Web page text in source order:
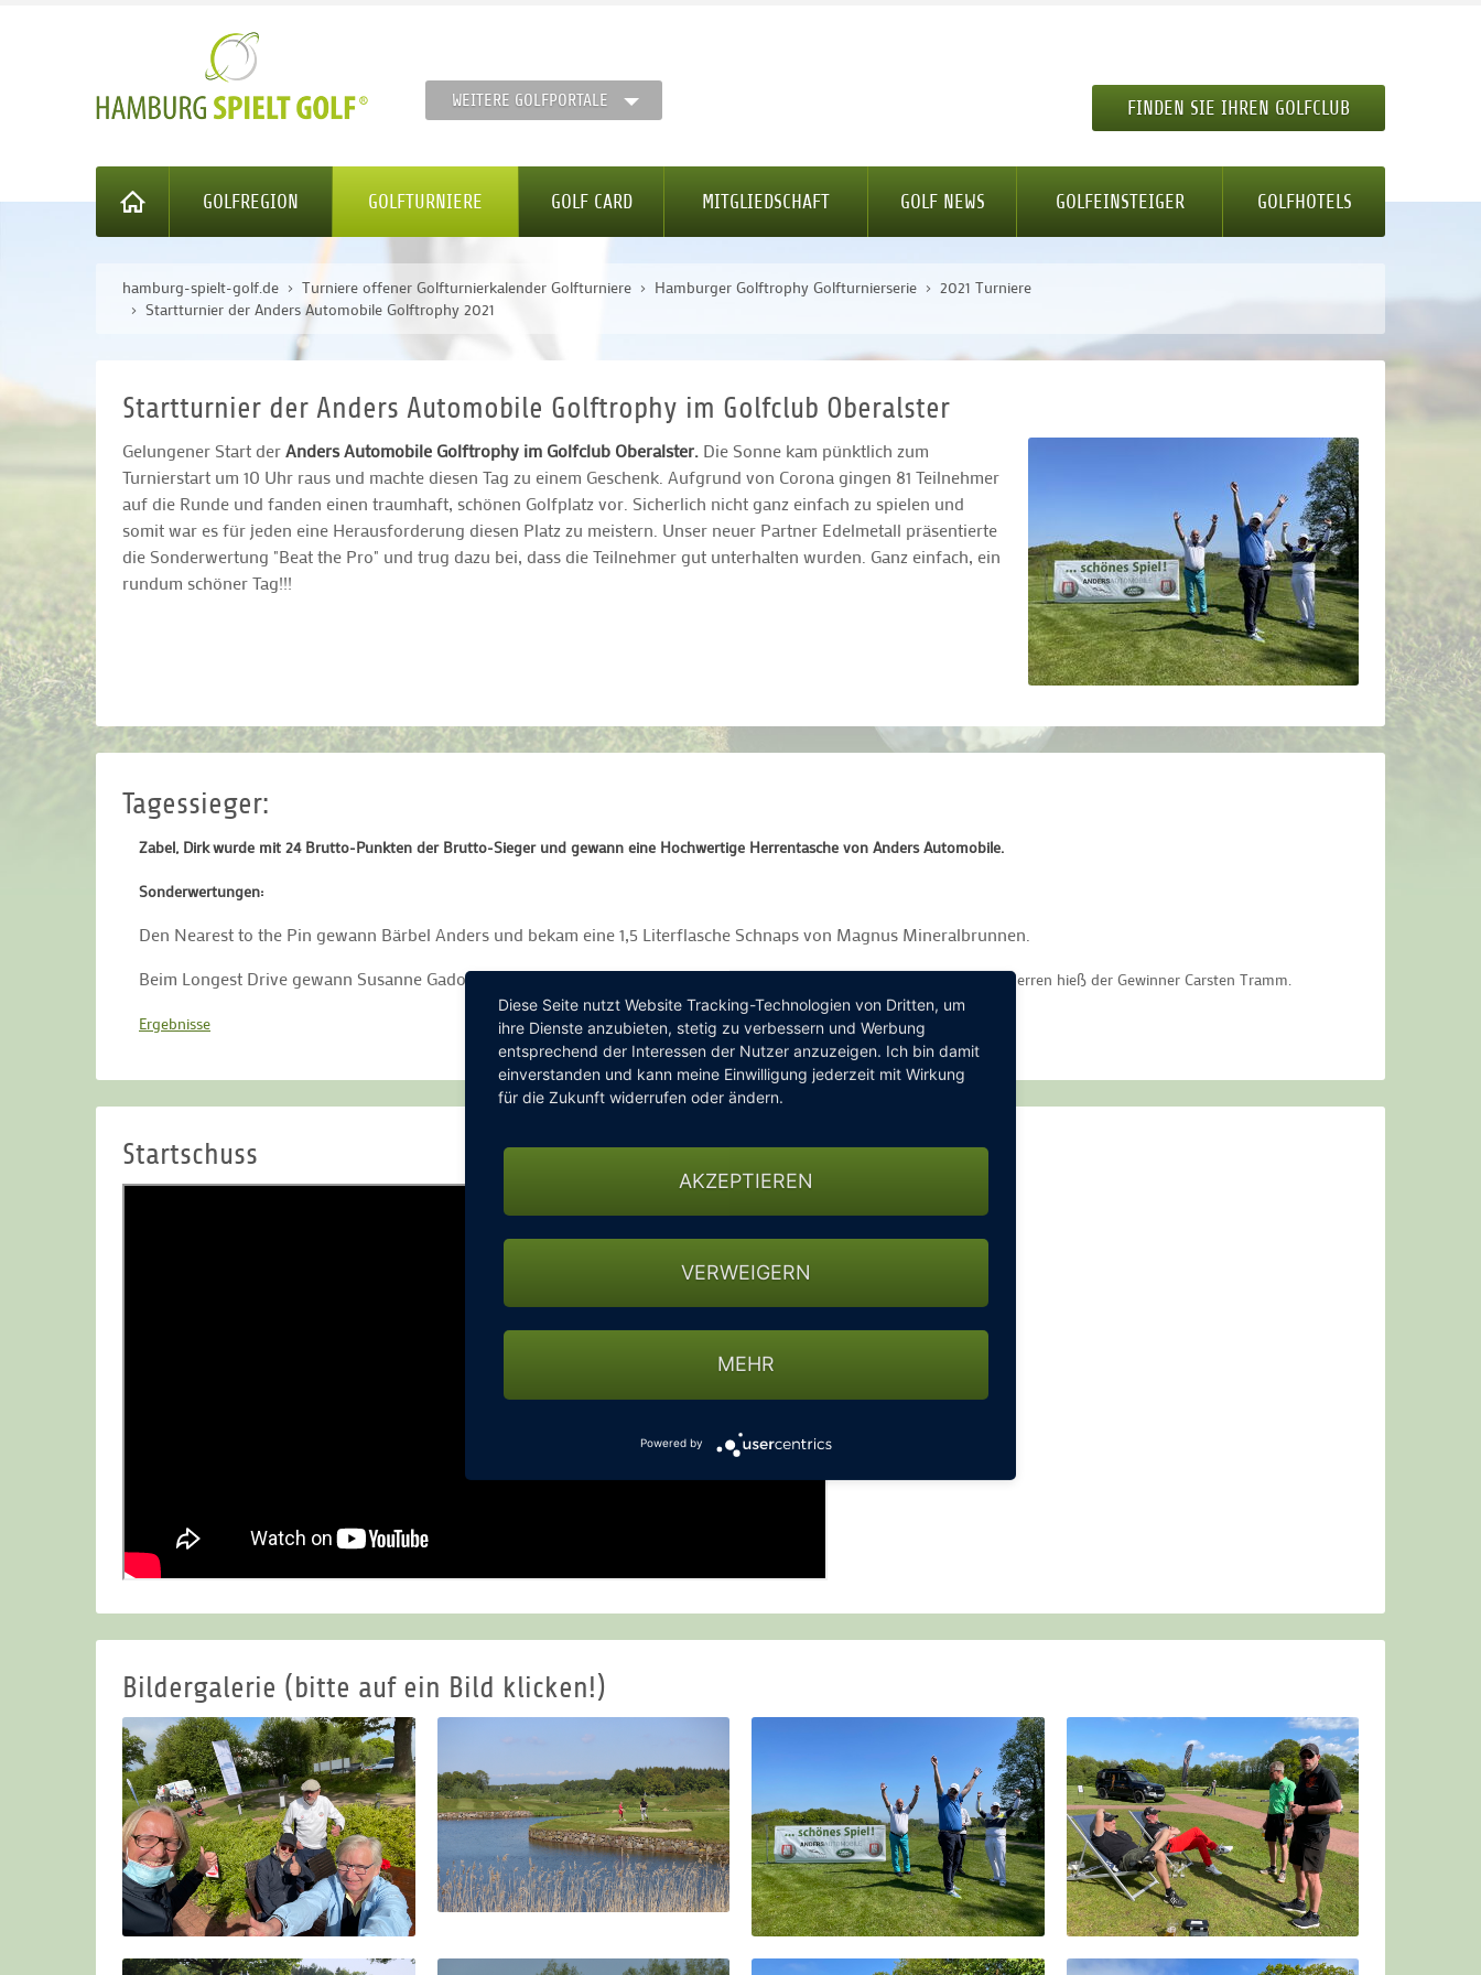
WEITERE GOLFPORTALE FINDEN SIE IHREN GOLFCLUB
GOLFREGION GOLFTURNIERE GOLF CARD MITGLIEDSCHAFT GOLF NEWS GOLFEINSTEIGER GOLFHOTELS
hamburg-spielt-golf.de Turniere offener Golfturnierkalender Golfturniere Hamburger Golftrophy Golfturnierserie
2021 Turniere
Startturnier der Anders Automobile Golftrophy 2021
Startturnier der Anders Automobile Golftrophy im Golfclub Oberalster
Gelungener Start derAnders Automobile Golftrophy im Golfclub Oberalster. Die Sonne kam pünktlich zum
Turnierstart um 10 Uhr raus und machte diesen Tag zu einem Geschenk. Aufgrund von Corona gingen 81 Teilnehmer
auf die Runde und fanden einen traumhaft, schönen Golfplatz vor. Sicherlich nicht ganz einfach zu spielen und
somit war es für jeden eine Herausforderung diesen Platz zu meistern. Unser neuer Partner Edelmetall präsentierte
die Sonderwertung "Beat the Pro" und trug dazu bei, dass die Teilnehmer gut unterhalten wurden. Ganz einfach, ein
rundum schöner Tag!!!
Tagessieger:
Zabel, Dirkwurde mit 24 Brutto-Punkten der Brutto-Sieger und gewann eine Hochwertige Herrentasche von Anders Automobile.
Sonderwertungen:
Den Nearest to the Pin gewann Bärbel Anders und bekam eine 1,5 Literflasche Schnaps von Magnus Mineralbrunnen.
Beim Longest Drive gewann Susanne Gadow einen guten Wein von unserem Hauptsponsor Anders Automobile. Bei den Herren hieß der Gewinner Carsten Tramm.
Ergebnisse
Startschuss
Bildergalerie (bitte auf ein Bild klicken!)
Diese Seite nutzt Website Tracking-Technologien von Dritten, um
ihre Dienste anzubieten, stetig zu verbessern und Werbung
entsprechend der Interessen der Nutzer anzuzeigen. Ich bin damit
einverstanden und kann meine Einwilligung jederzeit mit Wirkung
für die Zukunft widerrufen oder ändern.
AKZEPTIEREN
VERWEIGERN
MEHR
Powered by